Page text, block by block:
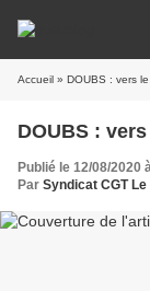
Accueil » DOUBS : vers
DOUBS :
Publié le 12/08/2020
Par Syndicat CGT Le